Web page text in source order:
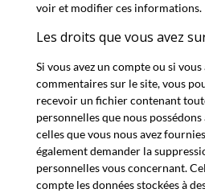
voir et modifier ces informations.
Les droits que vous avez
Si vous avez un compte ou si vous
commentaires sur le site, vous
recevoir un fichier contenant
personnelles que nous
celles que vous nous avez
également demander la
personnelles vous concernant.
compte les données stockées à